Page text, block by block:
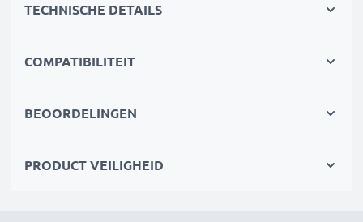
accuduur neemt de zorgen van het opladen weg
Vervangende batterij:
Capaciteit: 1000mAh
TECHNISCHE DETAILS
COMPATIBILITEIT
BEOORDELINGEN
PRODUCT VEILIGHEID